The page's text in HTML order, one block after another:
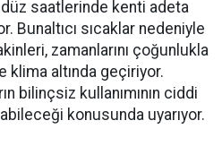
saatlerinde kenti adeta
Bunaltıcı sıcaklar nedeniyle
zamanlarını çoğunlukla
klima altında geçiriyor.
bilinçsiz kullanımının ciddi
konusunda uyarıyor.